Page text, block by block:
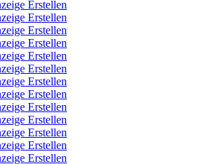
Erstellen
Erstellen
Erstellen
Erstellen
Erstellen
Erstellen
Erstellen
Erstellen
Erstellen
Erstellen
Erstellen
Erstellen
Erstellen